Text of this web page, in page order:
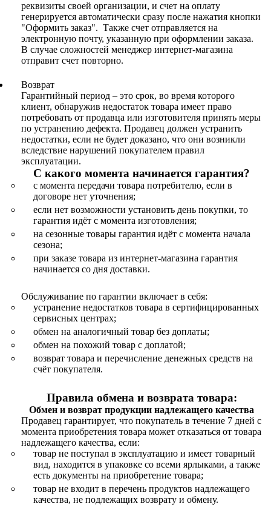
реквизиты своей организации, и счет на оплату
генерируется автоматически сразу после нажатия кнопки
"Оформить заказ". Также счет отправляется на
электронную почту, указанную при оформлении заказа.
В случае сложностей менеджер интернет-магазина
отправит счет повторно.
Возврат
Гарантийный период – это срок, во время которого
клиент, обнаружив недостаток товара имеет право
потребовать от продавца или изготовителя принять меры
по устранению дефекта. Продавец должен устранить
недостатки, если не будет доказано, что они возникли
вследствие нарушений покупателем правил
эксплуатации.
С какого момента начинается гарантия?
с момента передачи товара потребителю, если в
договоре нет уточнения;
если нет возможности установить день покупки, то
гарантия идёт с момента изготовления;
на сезонные товары гарантия идёт с момента начала
сезона;
при заказе товара из интернет-магазина гарантия
начинается со дня доставки.
Обслуживание по гарантии включает в себя:
устранение недостатков товара в сертифицированных
сервисных центрах;
обмен на аналогичный товар без доплаты;
обмен на похожий товар с доплатой;
возврат товара и перечисление денежных средств на
счёт покупателя.
Правила обмена и возврата товара:
Обмен и возврат продукции надлежащего качества
Продавец гарантирует, что покупатель в течение 7 дней с
момента приобретения товара может отказаться от товара
надлежащего качества, если:
товар не поступал в эксплуатацию и имеет товарный
вид, находится в упаковке со всеми ярлыками, а также
есть документы на приобретение товара;
товар не входит в перечень продуктов надлежащего
качества, не подлежащих возврату и обмену.